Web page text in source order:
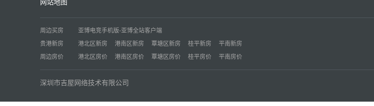
周边买房
亚博电竞手机版-亚博全站客户端
贵港新房
港北区新房 港南区新房 覃塘区新房 桂平新房
平南新房
周边房价
港北区房价 港南区房价 覃塘区房价 桂平房价 平南房价
深圳市吉屋网络技术有限公司